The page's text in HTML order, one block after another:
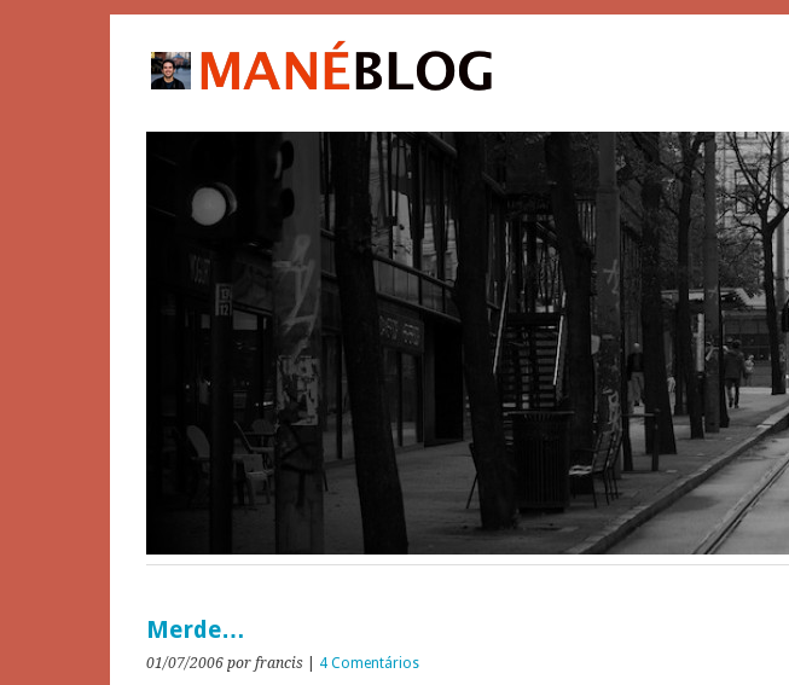
Merde…
01/07/2006 por francis 4 Comentários